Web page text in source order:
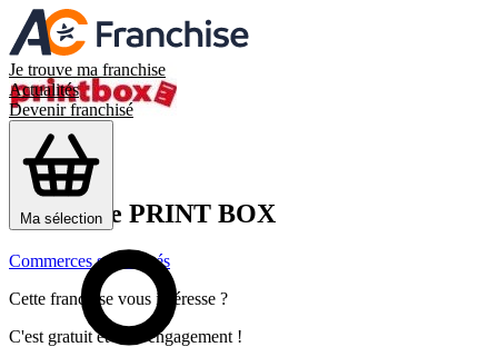
Je trouve ma franchise
Actualités
Devenir franchisé
Ma sélection
Franchise PRINT BOX
Commerces spécialisés
Cette franchise vous intéresse ?
C'est gratuit et sans engagement !